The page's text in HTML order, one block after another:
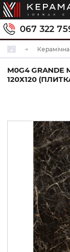
067 322
M0G4 GRANDE
120Х120